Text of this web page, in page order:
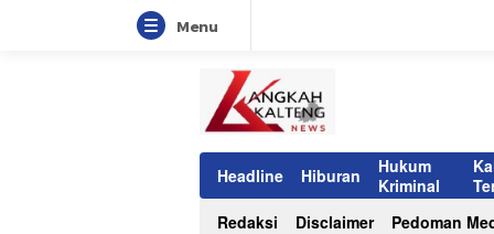
Menu
Headline Hiburan
Hukum
Kriminal
Redaksi
Disclaimer Pedoman